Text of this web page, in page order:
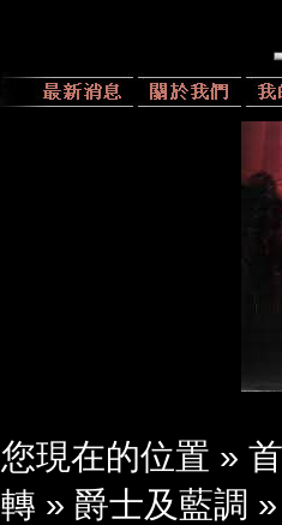
您現在的位置 »
轉 » 爵士及藍調